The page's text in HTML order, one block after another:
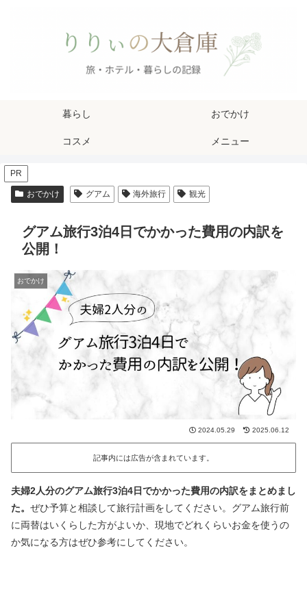
暮らし おでかけ
コスメ メニュー
PR
おでかけ グアム 海外旅行 観光
グアム旅行3泊4日でかかった費用の内訳を
公開！
おでかけ
2024.05.29 2025.06.12
記事内には広告が含まれています。
夫婦2人分のグアム旅行3泊4日でかかった費用の内訳をまとめまし
た。 ぜひ予算と相談して旅行計画をしてください。グアム旅行前
に両替はいくらした方がよいか、現地でどれくらいお金を使うの
か気になる方はぜひ参考にしてください。